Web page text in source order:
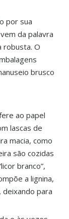
por sua
da palavra
robusta. O
brusco
ao papel
lascas de
macia, como
são cozidas
branco”,
a lignina,
deixando para